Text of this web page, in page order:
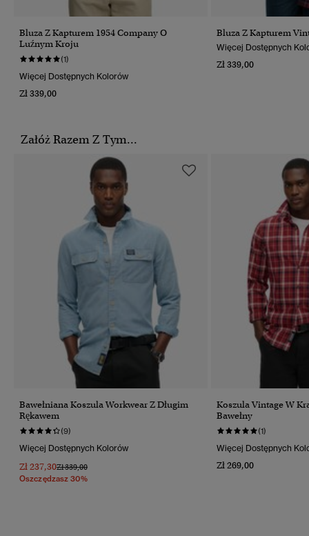
Bluza Z Kapturem 1954 Company O
Luźnym Kroju
(1)
Więcej Dostępnych Kolorów
Zł 339,00
Bluza Z Kapturem
Więcej Dostępnych
Zł 339,00
Załóż Razem Z Tym...
Bawełniana Koszula Workwear Z Długim
Rękawem
(9)
Więcej Dostępnych Kolorów
Zł 237,30Cena Obniżona Od
Zł 339,00Do
Oszczędzasz 30%
Koszula Vintage W
Bawełny
(1)
Więcej Dostępnych
Zł 269,00